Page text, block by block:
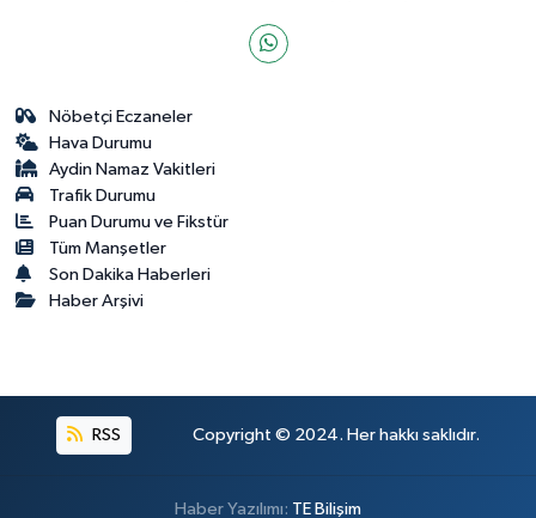
Nöbetçi Eczaneler
Hava Durumu
Aydin Namaz Vakitleri
Trafik Durumu
Puan Durumu ve Fikstür
Tüm Manşetler
Son Dakika Haberleri
Haber Arşivi
RSS Copyright © 2024. Her hakkı saklıdır.
Haber Yazılımı: TE Bilişim